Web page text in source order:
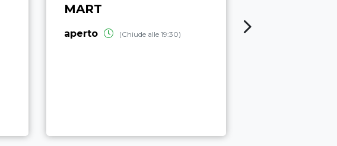
MART
aperto (Chiude alle 19:30)